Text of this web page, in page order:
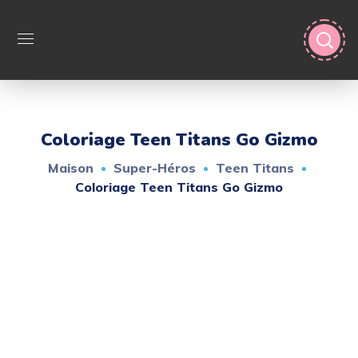
Coloriage Teen Titans Go Gizmo
Maison Super-Héros
Teen Titans
Coloriage Teen Titans Go Gizmo